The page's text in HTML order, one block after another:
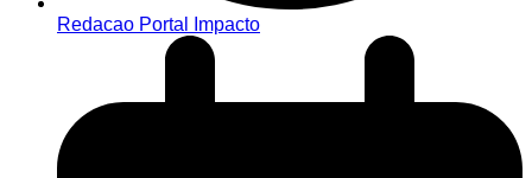
Redacao Portal Impacto